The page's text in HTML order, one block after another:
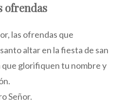
ofrendas
las ofrendas que
altar en la fiesta de san
que glorifiquen tu nombre y
Señor.